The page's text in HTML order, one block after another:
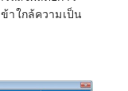
ข้าใกล้ความเป็น